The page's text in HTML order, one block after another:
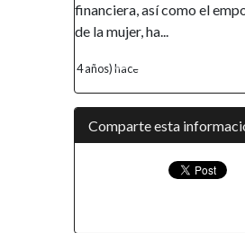
financiera, así como el
de la mujer, ha...
4 años) hace
Comparte esta